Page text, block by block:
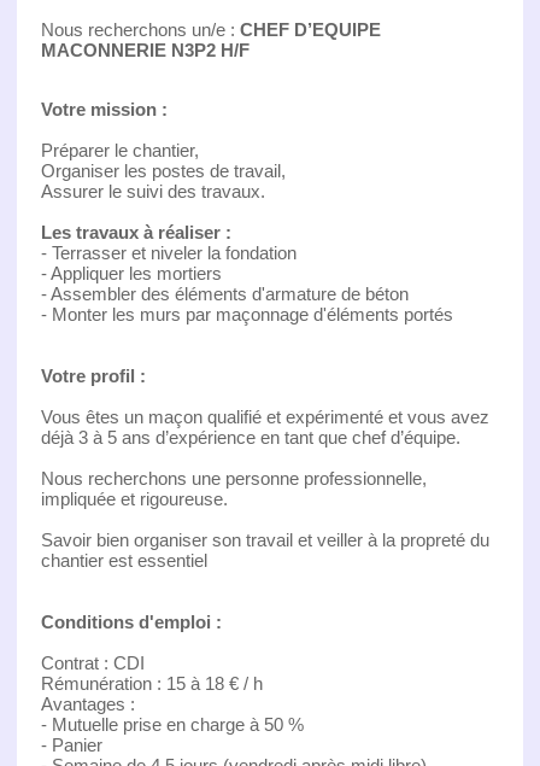
Nous recherchons un/e : CHEF D’EQUIPE
MACONNERIE N3P2 H/F
Votre mission :
Préparer le chantier,
Organiser les postes de travail,
Assurer le suivi des travaux.
Les travaux à réaliser :
- Terrasser et niveler la fondation
- Appliquer les mortiers
- Assembler des éléments d'armature de béton
- Monter les murs par maçonnage d'éléments portés
Votre profil :
Vous êtes un maçon qualifié et expérimenté et vous avez
déjà 3 à 5 ans d’expérience en tant que chef d’équipe.
Nous recherchons une personne professionnelle,
impliquée et rigoureuse.
Savoir bien organiser son travail et veiller à la propreté du
chantier est essentiel
Conditions d'emploi :
Contrat : CDI
Rémunération : 15 à 18 € / h
Avantages :
- Mutuelle prise en charge à 50 %
- Panier